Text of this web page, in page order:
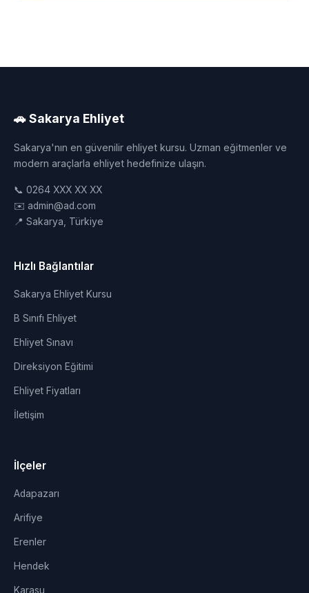
🚗 Sakarya Ehliyet
Sakarya'nın en güvenilir ehliyet kursu. Uzman eğitmenler ve
modern araçlarla ehliyet hedefinize ulaşın.
📞 0264 XXX XX XX
✉️ admin@ad.com
📍 Sakarya, Türkiye
Hızlı Bağlantılar
Sakarya Ehliyet Kursu
B Sınıfı Ehliyet
Ehliyet Sınavı
Direksiyon Eğitimi
Ehliyet Fiyatları
İletişim
İlçeler
Adapazarı
Arifiye
Erenler
Hendek
Karasu